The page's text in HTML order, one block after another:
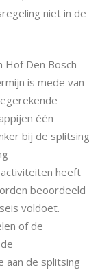
niet in de
Hof Den Bosch
is mede van
één
bij de splitsing
heeft
beoordeeld
voldoet.
of de
aan de splitsing